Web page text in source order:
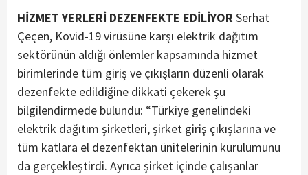
HİZMET YERLERİ DEZENFEKTE EDİLİYOR Serhat
Çeçen, Kovid-19 virüsüne karşı elektrik dağıtım
sektörünün aldığı önlemler kapsamında hizmet
birimlerinde tüm giriş ve çıkışların düzenli olarak
dezenfekte edildiğine dikkati çekerek şu
bilgilendirmede bulundu: “Türkiye genelindeki
elektrik dağıtım şirketleri, şirket giriş çıkışlarına ve
tüm katlara el dezenfektan ünitelerinin kurulumunu
da gerçekleştirdi. Ayrıca şirket içinde çalışanlar